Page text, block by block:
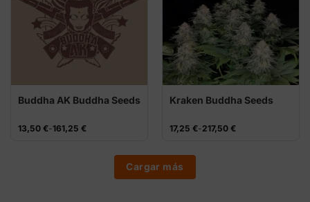
Buddha AK Buddha Seeds
13,50 €-161,25 €
Rango
Kraken Buddha Seeds
17,25 €-217,50 €
Rango
de
desde
17,25 €
hasta
217,50 €
Cargar más